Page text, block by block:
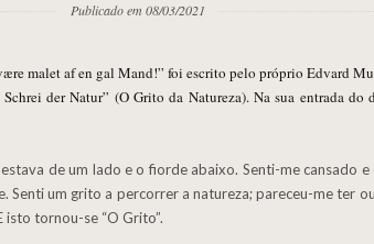
Publicado em 08/03/2021
der Natur” (O Grito da Natureza). Na sua entrada
Senti um grito a percorrer a natureza; pareceu-me ter
isto tornou-se “O Grito”.